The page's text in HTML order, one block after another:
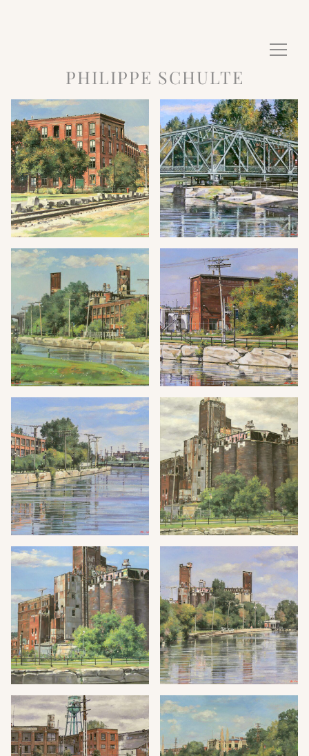
PHILIPPE SCHULTE